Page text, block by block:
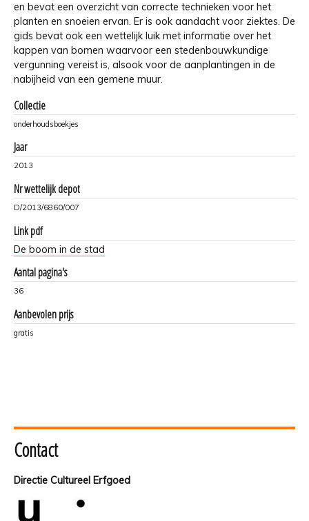
en bevat een overzicht van correcte technieken voor het
planten en snoeien ervan. Er is ook aandacht voor ziektes. De
gids bevat ook een wettelijk luik met informatie over het
kappen van bomen waarvoor een stedenbouwkundige
vergunning vereist is, alsook voor de aanplantingen in de
nabijheid van een gemene muur.
Collectie
onderhoudsboekjes
Jaar
2013
Nr wettelijk depot
D/2013/6860/007
Link pdf
De boom in de stad
Aantal pagina's
36
Aanbevolen prijs
gratis
Contact
Directie Cultureel Erfgoed